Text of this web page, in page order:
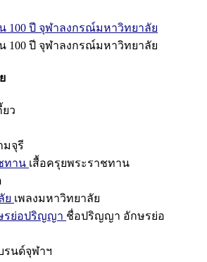
100 ปี จุฬาลงกรณ์มหาวิทยาลัย
100 ปี จุฬาลงกรณ์มหาวิทยาลัย
ยว
มจุรี
ทาน เสื้อครุยพระราชทาน
ย เพลงมหาวิทยาลัย
รย่อปริญญา ชื่อปริญญา อักษรย่อ
รนด์จุฬาฯ